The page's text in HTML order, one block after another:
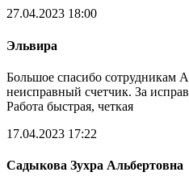
27.04.2023 18:00
Эльвира
Большое спасибо сотрудникам
неисправный счетчик. За
Работа быстрая, четкая
17.04.2023 17:22
Садыкова Зухра Альбертовна